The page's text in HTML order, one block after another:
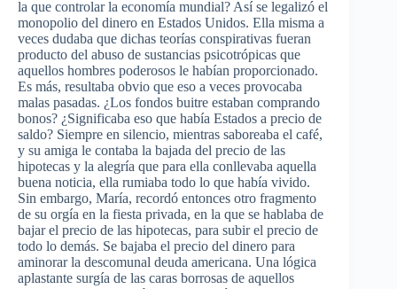
la que controlar la economía mundial? Así se legalizó el
monopolio del dinero en Estados Unidos. Ella misma a
veces dudaba que dichas teorías conspirativas fueran
producto del abuso de sustancias psicotrópicas que
aquellos hombres poderosos le habían proporcionado.
Es más, resultaba obvio que eso a veces provocaba
malas pasadas. ¿Los fondos buitre estaban comprando
bonos? ¿Significaba eso que había Estados a precio de
saldo? Siempre en silencio, mientras saboreaba el café,
y su amiga le contaba la bajada del precio de las
hipotecas y la alegría que para ella conllevaba aquella
buena noticia, ella rumiaba todo lo que había vivido.
Sin embargo, María, recordó entonces otro fragmento
de su orgía en la fiesta privada, en la que se hablaba de
bajar el precio de las hipotecas, para subir el precio de
todo lo demás. Se bajaba el precio del dinero para
aminorar la descomunal deuda americana. Una lógica
aplastante surgía de las caras borrosas de aquellos